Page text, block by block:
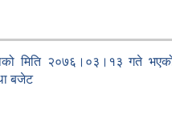
मिति २०७६।०३।१३ गते
बजेट